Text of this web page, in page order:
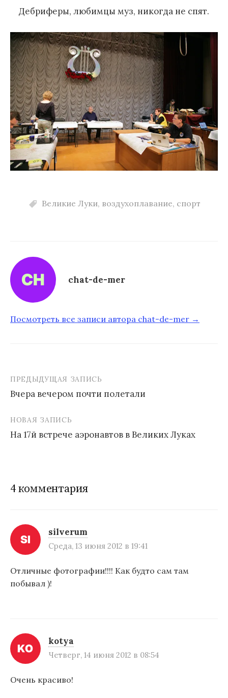
Дебриферы, любимцы муз, никогда не спят.
Великие Луки, воздухоплавание, спорт
chat-de-mer
Посмотреть все записи автора chat-de-mer →
а
г
и
я
п
о
п
и
с
ПРЕДЫДУЩАЯ ЗАПИСЬ
Вчера вечером почти полетали
НОВАЯ ЗАПИСЬ
На 17й встрече аэронавтов в Великих Луках
4 комментария
silverum
Среда, 13 июня 2012 в 19:41
Отличные фотографии!!!! Как будто сам там
побывал )!
kotya
Четверг, 14 июня 2012 в 08:54
Очень красиво!